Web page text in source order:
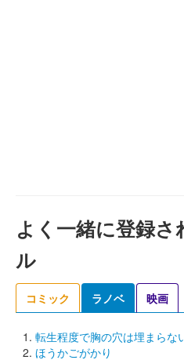
よく一緒に登録さ
ル
コミック ラノベ 映画
転生程度で胸の穴は埋まらな
ほうかごがかり